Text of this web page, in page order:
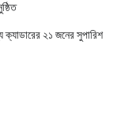
ক্যাডারের ২১ জনের সুপারিশ